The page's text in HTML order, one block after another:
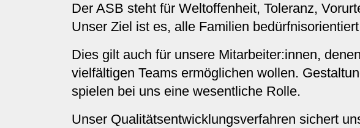
Der ASB steht für Weltoffenheit, Toleranz,
Unser Ziel ist es, alle Familien
Dies gilt auch für unsere Mitarbeiter:innen,
vielfältigen Teams ermöglichen wollen.
spielen bei uns eine wesentliche Rolle.
Unser Qualitätsentwicklungsverfahren sichert